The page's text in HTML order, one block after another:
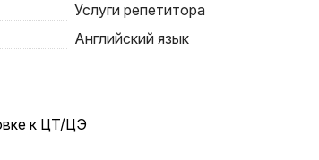
Услуги репетитора
Английский язык
к ЦТ/ЦЭ